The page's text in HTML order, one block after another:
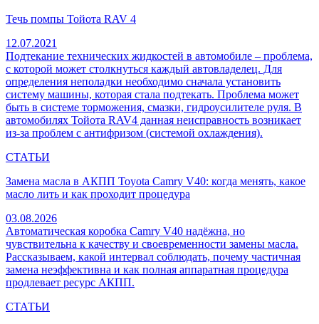
Течь помпы Тойота RAV 4
12.07.2021
Подтекание технических жидкостей в автомобиле – проблема,
с которой может столкнуться каждый автовладелец. Для
определения неполадки необходимо сначала установить
систему машины, которая стала подтекать. Проблема может
быть в системе торможения, смазки, гидроусилителе руля. В
автомобилях Тойота RAV4 данная неисправность возникает
из-за проблем с антифризом (системой охлаждения).
СТАТЬИ
Замена масла в АКПП Toyota Camry V40: когда менять, какое
масло лить и как проходит процедура
03.08.2026
Автоматическая коробка Camry V40 надёжна, но
чувствительна к качеству и своевременности замены масла.
Рассказываем, какой интервал соблюдать, почему частичная
замена неэффективна и как полная аппаратная процедура
продлевает ресурс АКПП.
СТАТЬИ